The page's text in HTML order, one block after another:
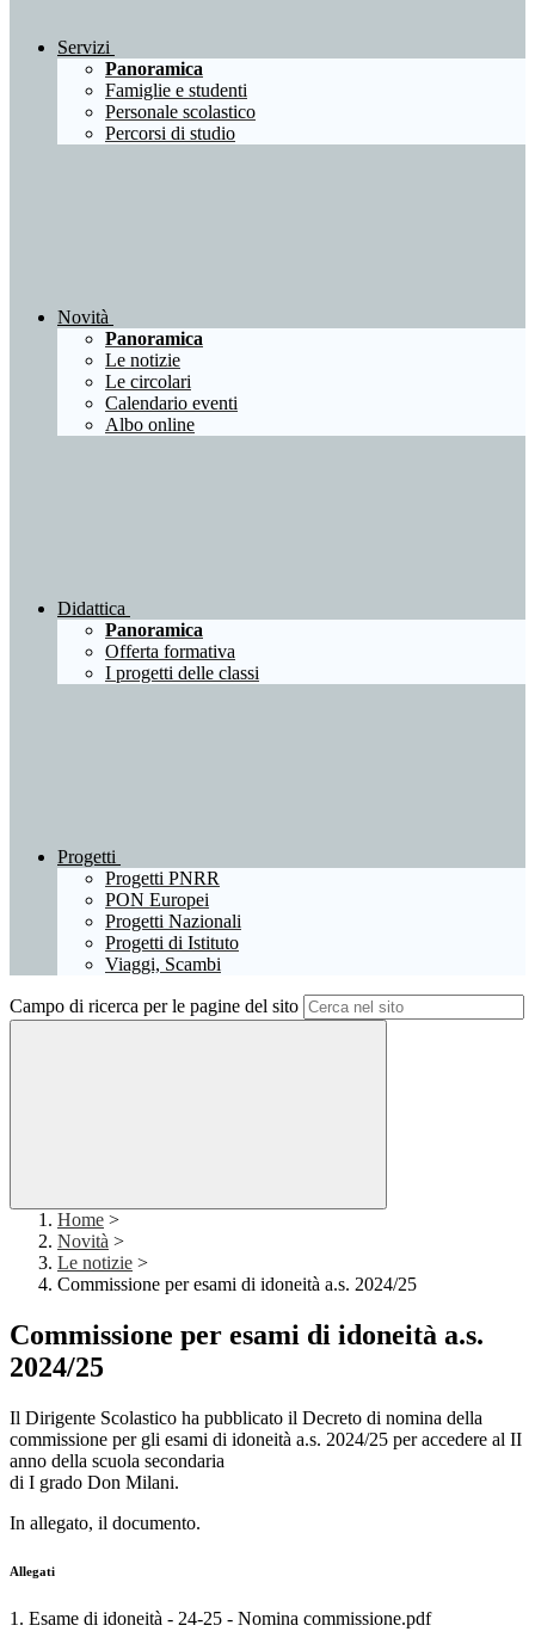
Servizi
Panoramica
Famiglie e studenti
Personale scolastico
Percorsi di studio
Novità
Panoramica
Le notizie
Le circolari
Calendario eventi
Albo online
Didattica
Panoramica
Offerta formativa
I progetti delle classi
Progetti
Progetti PNRR
PON Europei
Progetti Nazionali
Progetti di Istituto
Viaggi, Scambi
Campo di ricerca per le pagine del sito
Home >
Novità >
Le notizie >
Commissione per esami di idoneità a.s. 2024/25
Commissione per esami di idoneità a.s.
2024/25
Il Dirigente Scolastico ha pubblicato il Decreto di nomina della
commissione per gli esami di idoneità a.s. 2024/25 per accedere al II
anno della scuola secondaria
di I grado Don Milani.
In allegato, il documento.
Allegati
1. Esame di idoneità - 24-25 - Nomina commissione.pdf